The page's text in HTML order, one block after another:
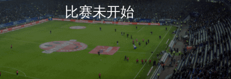
比赛未开始